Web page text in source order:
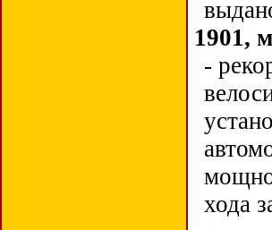
1901,
-
хода